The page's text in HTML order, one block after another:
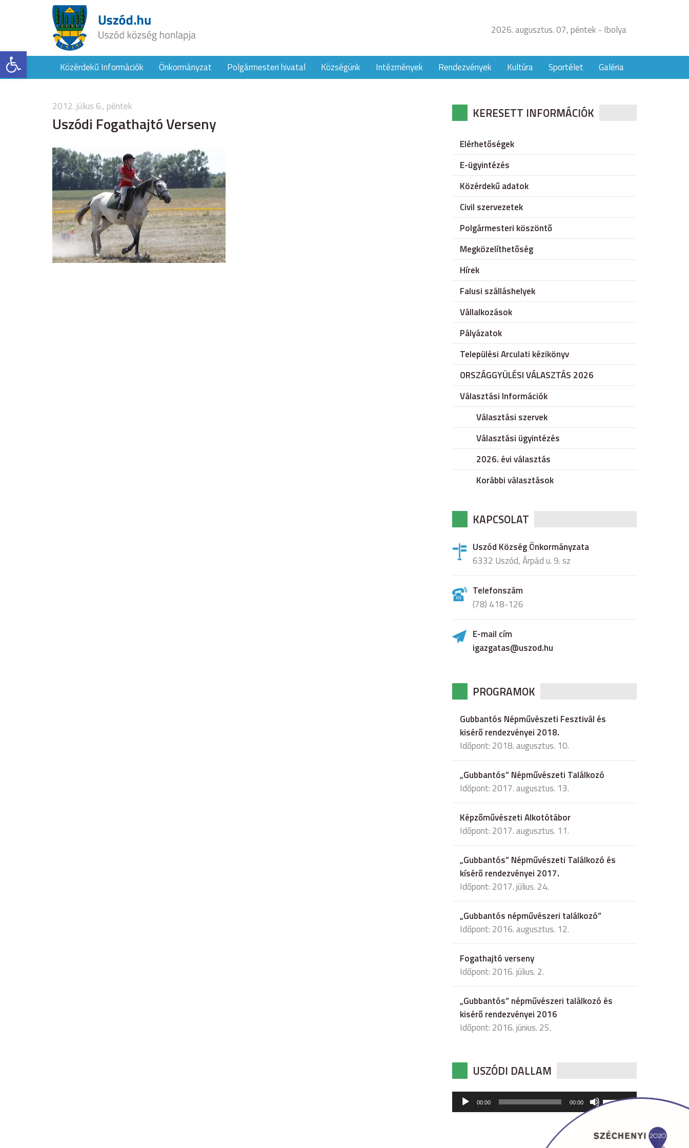
Eszköztár megnyitása
2026. augusztus. 07, péntek - Ibolya
Közérdekű Információk Önkormányzat Polgármesteri hivatal Községünk Intézmények Rendezvények Kultúra Sportélet Galéria
2012. július 6., péntek
Uszódi Fogathajtó Verseny KERESETT INFORMÁCIÓK
Elérhetőségek
E-ügyintézés
Közérdekű adatok
Civil szervezetek
Polgármesteri köszöntő
Megközelíthetőség
Hírek
Falusi szálláshelyek
Vállalkozások
Pályázatok
Települési Arculati kézikönyv
ORSZÁGGYÜLÉSI VÁLASZTÁS 2026
Választási Információk
Választási szervek
Választási ügyintézés
2026. évi választás
Korábbi választások
KAPCSOLAT
Uszód Község Önkormányzata
6332 Uszód, Árpád u. 9. sz
Telefonszám
(78) 418-126
E-mail cím
igazgatas@uszod.hu
PROGRAMOK
Gubbantós Népművészeti Fesztivál és
kisérő rendezvényei 2018.
Időpont: 2018. augusztus. 10.
„Gubbantós” Népművészeti Találkozó
Időpont: 2017. augusztus. 13.
Képzőművészeti Alkotótábor
Időpont: 2017. augusztus. 11.
„Gubbantós” Népművészeti Találkozó és
kísérő rendezvényei 2017.
Időpont: 2017. július. 24.
„Gubbantós népművészeri találkozó”
Időpont: 2016. augusztus. 12.
Fogathajtó verseny
Időpont: 2016. július. 2.
„Gubbantós” népművészeri találkozó és
kisérő rendezvényei 2016
Időpont: 2016. június. 25.
USZÓDI DALLAM
Audió
lejátszó
00:00 00:00
hangerő
csökkentéséhez